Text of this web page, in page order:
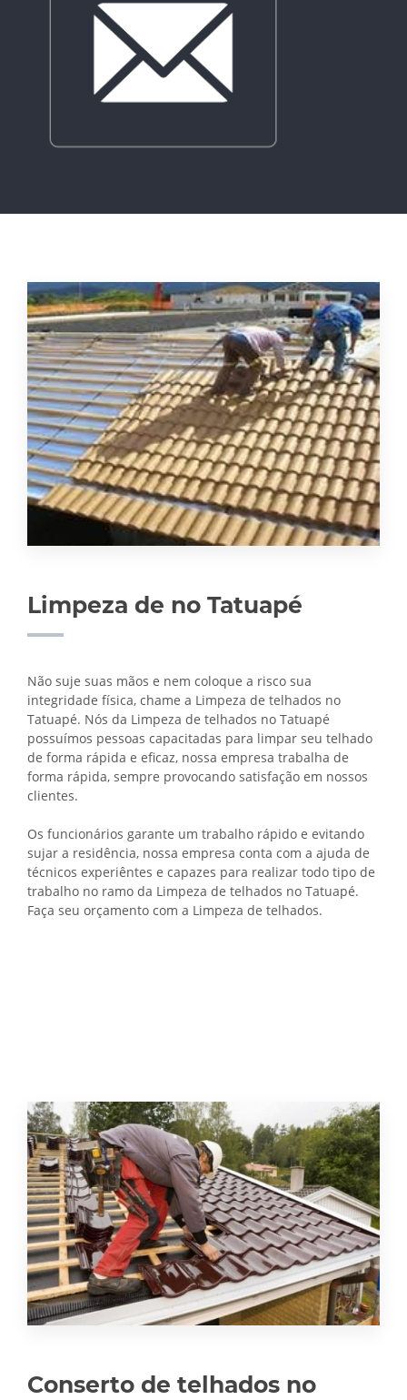
Limpeza de no Tatuapé
Não suje suas mãos e nem coloque a risco sua
integridade física, chame a Limpeza de telhados no
Tatuapé. Nós da Limpeza de telhados no Tatuapé
possuímos pessoas capacitadas para limpar seu telhado
de forma rápida e eficaz, nossa empresa trabalha de
forma rápida, sempre provocando satisfação em nossos
clientes.
Os funcionários garante um trabalho rápido e evitando
sujar a residência, nossa empresa conta com a ajuda de
técnicos experiêntes e capazes para realizar todo tipo de
trabalho no ramo da Limpeza de telhados no Tatuapé.
Faça seu orçamento com a Limpeza de telhados.
Conserto de telhados no